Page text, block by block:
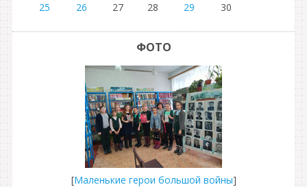
25
26 27 28 29 30
ФОТО
[Маленькие герои большой войны]